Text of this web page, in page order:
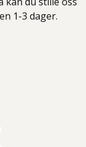
1-3 dager.